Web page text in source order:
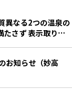
異なる2つの温泉の
たさず 表示取りや
お知らせ（妙高